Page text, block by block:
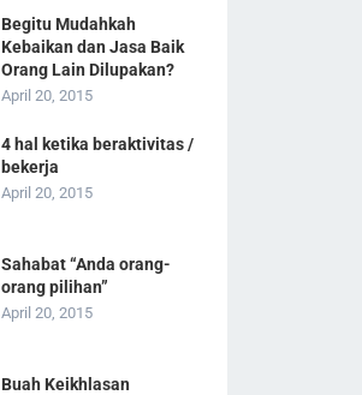
Begitu Mudahkah
Kebaikan dan Jasa Baik
Orang Lain Dilupakan?
April 20, 2015
4 hal ketika beraktivitas /
bekerja
April 20, 2015
Sahabat “Anda orang-
orang pilihan”
April 20, 2015
Buah Keikhlasan